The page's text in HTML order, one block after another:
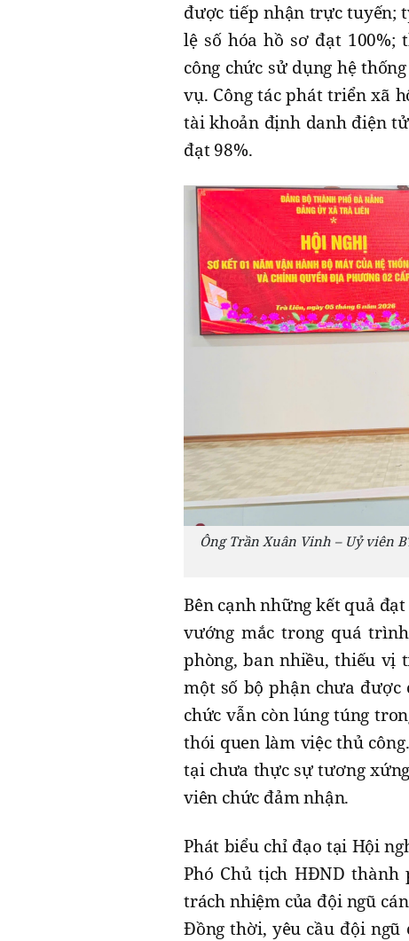
được tiếp nhận trực tuyến;
lệ số hóa hồ sơ đạt 100%;
công chức sử dụng hệ
vụ. Công tác phát triển xã
tài khoản định danh điện
đạt 98%.
Ông Trần Xuân Vinh – Uỷ viên
Bên cạnh những kết quả
vướng mắc trong quá
phòng, ban nhiều, thiếu vị
một số bộ phận chưa được
chức vẫn còn lúng túng
thói quen làm việc thủ
tại chưa thực sự tương
viên chức đảm nhận.
Phát biểu chỉ đạo tại Hội
Phó Chủ tịch HĐND
trách nhiệm của đội ngũ
Đồng thời, yêu cầu đội ngũ